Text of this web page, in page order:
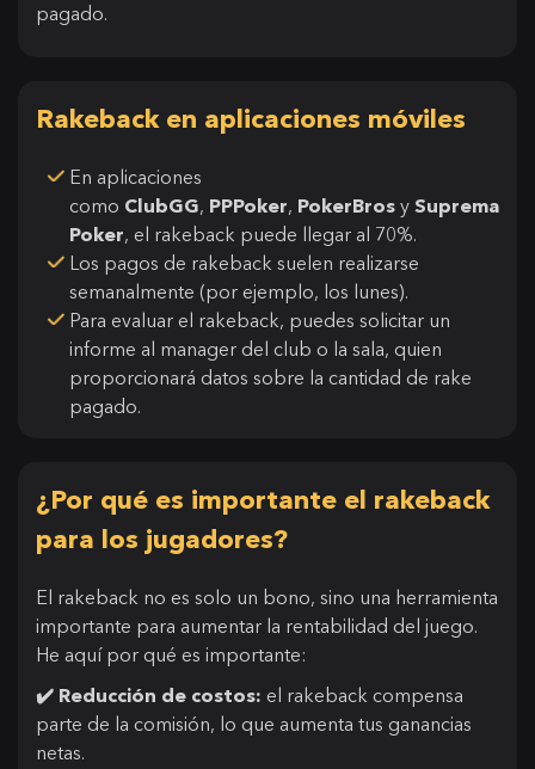
pagado.
Rakeback en aplicaciones móviles
En aplicaciones
como ClubGG, PPPoker, PokerBros y Suprema
Poker, el rakeback puede llegar al 70%.
Los pagos de rakeback suelen realizarse
semanalmente (por ejemplo, los lunes).
Para evaluar el rakeback, puedes solicitar un
informe al manager del club o la sala, quien
proporcionará datos sobre la cantidad de rake
pagado.
¿Por qué es importante el rakeback
para los jugadores?
El rakeback no es solo un bono, sino una herramienta
importante para aumentar la rentabilidad del juego.
He aquí por qué es importante:
✔️ Reducción de costos: el rakeback compensa
parte de la comisión, lo que aumenta tus ganancias
netas.